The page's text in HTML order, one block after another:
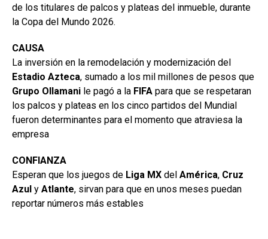
de los titulares de palcos y plateas del inmueble, durante
la Copa del Mundo 2026.
CAUSA
La inversión en la remodelación y modernización del
Estadio Azteca, sumado a los mil millones de pesos que
Grupo Ollamani le pagó a la FIFA para que se respetaran
los palcos y plateas en los cinco partidos del Mundial
fueron determinantes para el momento que atraviesa la
empresa
CONFIANZA
Esperan que los juegos de Liga MX del América, Cruz
Azul y Atlante, sirvan para que en unos meses puedan
reportar números más estables